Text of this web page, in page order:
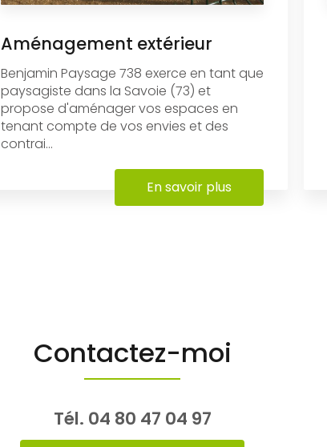
Aménagement extérieur
Benjamin Paysage 738 exerce en tant que
paysagiste dans la Savoie (73) et
propose d'aménager vos espaces en
tenant compte de vos envies et des
contrai...
En savoir plus
Contactez-moi
Tél. 04 80 47 04 97